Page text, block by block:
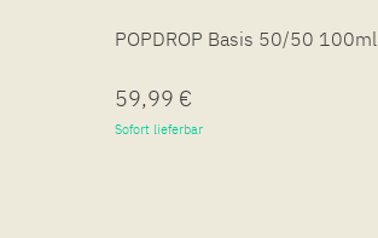
POPDROP Basis 50/50 100ml
59,99 €
Sofort lieferbar